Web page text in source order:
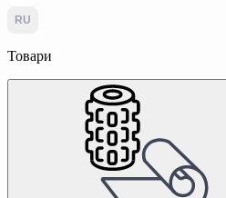
RU
Товари